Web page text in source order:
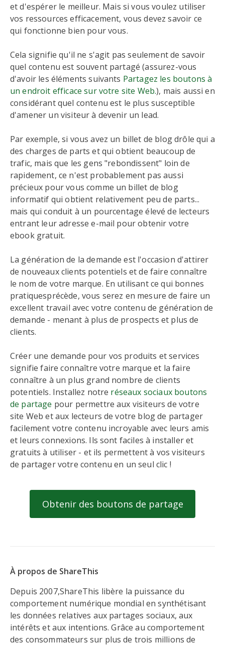
et d'espérer le meilleur. Mais si vous voulez utiliser
vos ressources efficacement, vous devez savoir ce
qui fonctionne bien pour vous.
Cela signifie qu'il ne s'agit pas seulement de savoir
quel contenu est souvent partagé (assurez-vous
d'avoir les éléments suivants Partagez les boutons à
un endroit efficace sur votre site Web.), mais aussi en
considérant quel contenu est le plus susceptible
d'amener un visiteur à devenir un lead.
Par exemple, si vous avez un billet de blog drôle qui a
des charges de parts et qui obtient beaucoup de
trafic, mais que les gens "rebondissent" loin de
rapidement, ce n'est probablement pas aussi
précieux pour vous comme un billet de blog
informatif qui obtient relativement peu de parts...
mais qui conduit à un pourcentage élevé de lecteurs
entrant leur adresse e-mail pour obtenir votre
ebook gratuit.
La génération de la demande est l'occasion d'attirer
de nouveaux clients potentiels et de faire connaître
le nom de votre marque. En utilisant ce qui bonnes
pratiquesprécède, vous serez en mesure de faire un
excellent travail avec votre contenu de génération de
demande - menant à plus de prospects et plus de
clients.
Créer une demande pour vos produits et services
signifie faire connaître votre marque et la faire
connaître à un plus grand nombre de clients
potentiels. Installez notre réseaux sociaux boutons
de partage pour permettre aux visiteurs de votre
site Web et aux lecteurs de votre blog de partager
facilement votre contenu incroyable avec leurs amis
et leurs connexions. Ils sont faciles à installer et
gratuits à utiliser - et ils permettent à vos visiteurs
de partager votre contenu en un seul clic !
Obtenir des boutons de partage
À propos de ShareThis
Depuis 2007,ShareThis libère la puissance du
comportement numérique mondial en synthétisant
les données relatives aux partages sociaux, aux
intérêts et aux intentions. Grâce au comportement
des consommateurs sur plus de trois millions de